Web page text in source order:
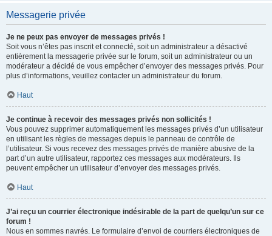
Messagerie privée
Je ne peux pas envoyer de messages privés !
Soit vous n’êtes pas inscrit et connecté, soit un administrateur a désactivé
entièrement la messagerie privée sur le forum, soit un administrateur ou un
modérateur a décidé de vous empêcher d’envoyer des messages privés. Pour
plus d’informations, veuillez contacter un administrateur du forum.
Haut
Je continue à recevoir des messages privés non sollicités !
Vous pouvez supprimer automatiquement les messages privés d’un utilisateur
en utilisant les règles de messages depuis le panneau de contrôle de
l’utilisateur. Si vous recevez des messages privés de manière abusive de la
part d’un autre utilisateur, rapportez ces messages aux modérateurs. Ils
peuvent empêcher un utilisateur d’envoyer des messages privés.
Haut
J’ai reçu un courrier électronique indésirable de la part de quelqu’un sur ce
forum !
Nous en sommes navrés. Le formulaire d’envoi de courriers électroniques de